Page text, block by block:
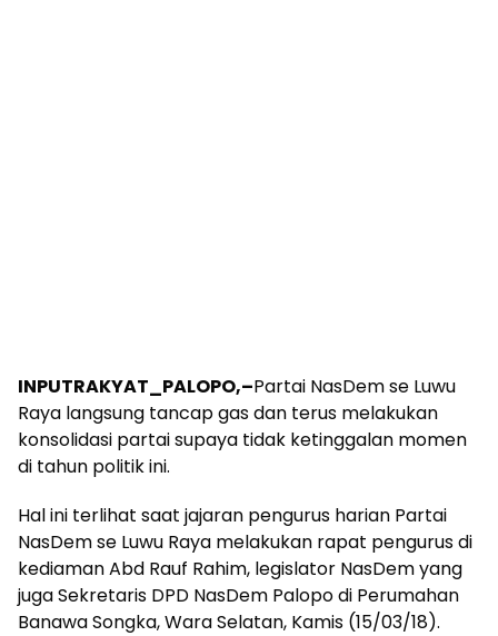
INPUTRAKYAT_PALOPO,–Partai NasDem se Luwu
Raya langsung tancap gas dan terus melakukan
konsolidasi partai supaya tidak ketinggalan momen
di tahun politik ini.
Hal ini terlihat saat jajaran pengurus harian Partai
NasDem se Luwu Raya melakukan rapat pengurus di
kediaman Abd Rauf Rahim, legislator NasDem yang
juga Sekretaris DPD NasDem Palopo di Perumahan
Banawa Songka, Wara Selatan, Kamis (15/03/18).